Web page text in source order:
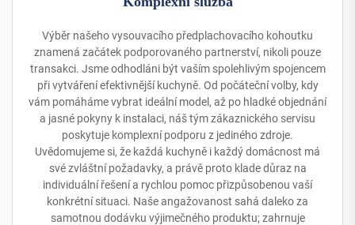
Výběr našeho vysouvacího předplachovacího kohoutku
znamená začátek podporovaného partnerství, nikoli pouze
transakci. Jsme odhodláni být vaším spolehlivým spojencem
při vytváření efektivnější kuchyně. Od počáteční volby, kdy
vám pomáháme vybrat ideální model, až po hladké objednání
a jasné pokyny k instalaci, náš tým zákaznického servisu
poskytuje komplexní podporu z jediného zdroje.
Uvědomujeme si, že každá kuchyně i každý domácnost má
své zvláštní požadavky, a právě proto klade důraz na
individuální řešení a rychlou pomoc přizpůsobenou vaší
konkrétní situaci. Naše angažovanost sahá daleko za
samotnou dodávku výjimečného produktu; zahrnuje